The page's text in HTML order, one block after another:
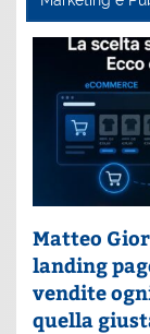
Matteo
landing
vendite
quella